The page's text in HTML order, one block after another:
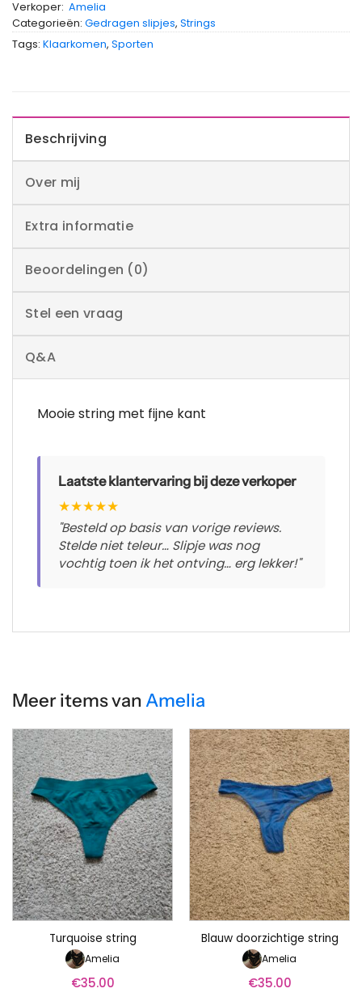
Verkoper: Amelia
Categorieën: Gedragen slipjes, Strings
Tags: Klaarkomen, Sporten
Beschrijving
Over mij
Extra informatie
Beoordelingen (0)
Stel een vraag
Q&A
Mooie string met fijne kant
Laatste klantervaring bij deze verkoper
★★★★★
"Besteld op basis van vorige reviews.
Stelde niet teleur… Slipje was nog
vochtig toen ik het ontving… erg lekker!"
Meer items van Amelia
Turquoise string
Amelia
€35.00
Blauw doorzichtige string
Amelia
€35.00